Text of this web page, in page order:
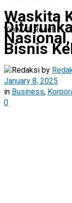
View All Result
Waskita
Bisnis
by
January 8, 2025
in Business,
0